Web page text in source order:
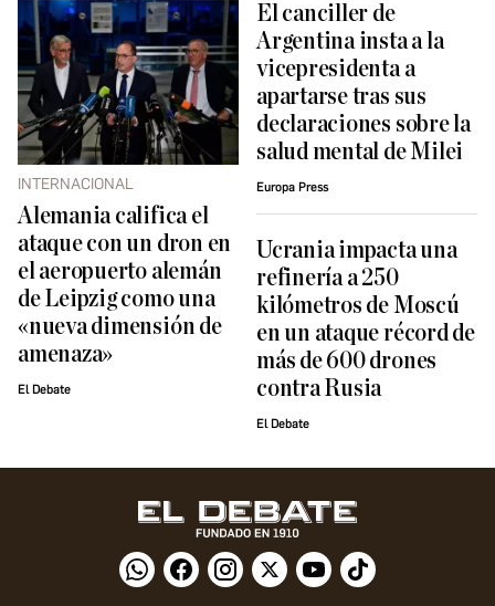
INTERNACIONAL
Alemania califica el
ataque con un dron en
el aeropuerto alemán
de Leipzig como una
«nueva dimensión de
amenaza»
El Debate
El canciller de
Argentina insta a la
vicepresidenta a
apartarse tras sus
declaraciones sobre la
salud mental de Milei
Europa Press
Ucrania impacta una
refinería a 250
kilómetros de Moscú
en un ataque récord de
más de 600 drones
contra Rusia
El Debate